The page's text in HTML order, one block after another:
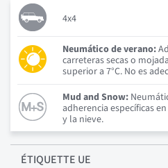
4x4
Neumático de verano:
carreteras secas o
superior a 7°C. No es
Mud and Snow:
adherencia específicas
y la nieve.
ÉTIQUETTE UE